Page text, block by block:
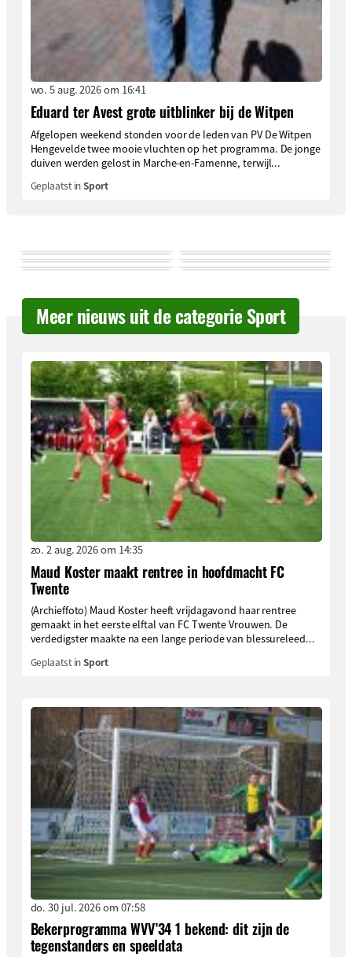
wo. 5 aug. 2026 om 16:41
Eduard ter Avest grote uitblinker bij de Witpen
Afgelopen weekend stonden voor de leden van PV De Witpen
Hengevelde twee mooie vluchten op het programma. De jonge
duiven werden gelost in Marche-en-Famenne, terwijl...
Geplaatst inSport
Meer nieuws uit de categorie Sport
zo. 2 aug. 2026 om 14:35
Maud Koster maakt rentree in hoofdmacht FC
Twente
(Archieffoto) Maud Koster heeft vrijdagavond haar rentree
gemaakt in het eerste elftal van FC Twente Vrouwen. De
verdedigster maakte na een lange periode van blessureleed...
Geplaatst inSport
do. 30 jul. 2026 om 07:58
Bekerprogramma WVV’34 1 bekend: dit zijn de
tegenstanders en speeldata